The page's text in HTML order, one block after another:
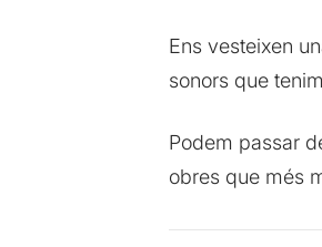
Ens vesteixen
sonors que
Podem passar
obres que més